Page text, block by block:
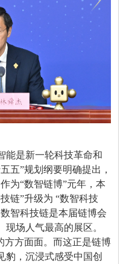
能是新一轮科技革命和
五”规划纲要明确提出，
为“数智链博”元年，本
链”升级为 “数智科技
智科技链是本届链博会
场人气最高的展区。
方方面面。而这正是链博
豹，沉浸式感受中国创